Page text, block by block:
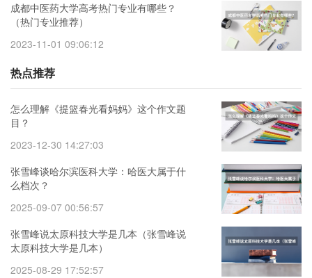
成都中医药大学高考热门专业有哪些？
（热门专业推荐）
2023-11-01 09:06:12
热点推荐
怎么理解《提篮春光看妈妈》这个作文题
目？
2023-12-30 14:27:03
张雪峰谈哈尔滨医科大学：哈医大属于什
么档次？
2025-09-07 00:56:57
张雪峰说太原科技大学是几本（张雪峰说
太原科技大学是几本）
2025-08-29 17:52:57